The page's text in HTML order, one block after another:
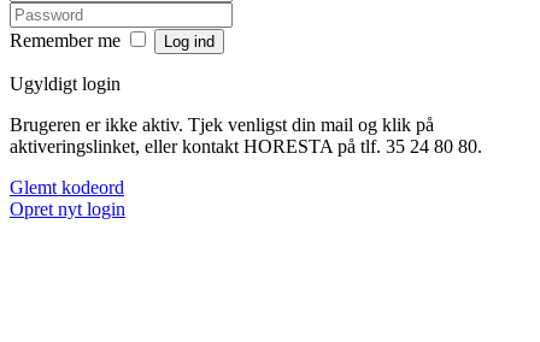
Remember me
Ugyldigt login
Brugeren er ikke aktiv. Tjek venligst din mail og klik på
aktiveringslinket, eller kontakt HORESTA på tlf. 35 24 80 80.
Glemt kodeord
Opret nyt login